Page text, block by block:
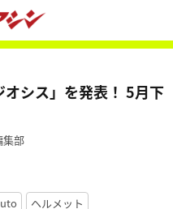
シス」を発表！ 5月下
集部
ヘルメット